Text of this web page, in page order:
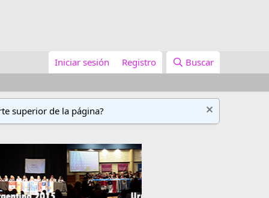
Iniciar sesión Registro Buscar
superior de la página?